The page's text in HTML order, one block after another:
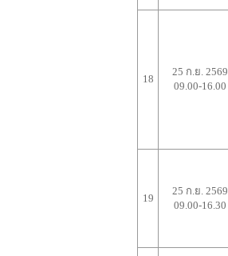
18
25 ก.ย. 2569
09.00-16.00
19
25 ก.ย. 2569
09.00-16.30